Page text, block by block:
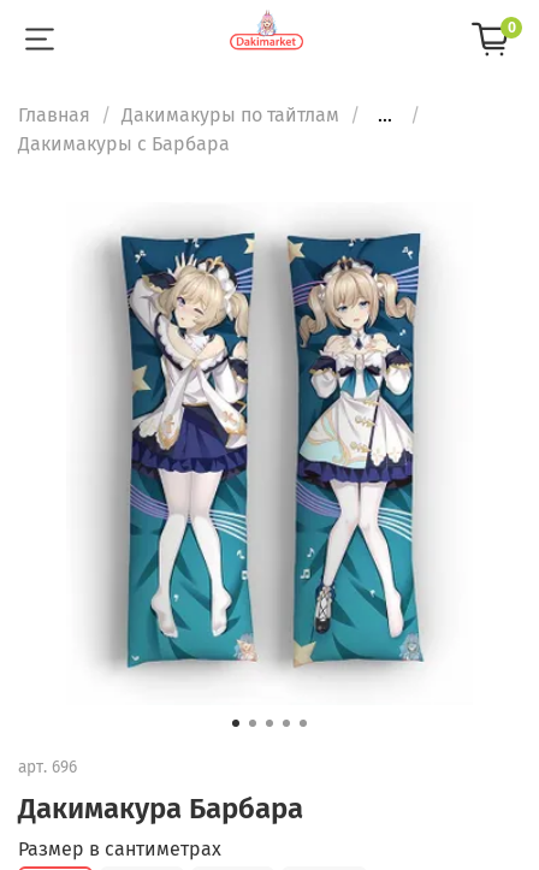
0
Главная Дакимакуры по тайтлам
...
Дакимакуры с Барбара
арт. 696
Дакимакура Барбара
Размер в сантиметрах